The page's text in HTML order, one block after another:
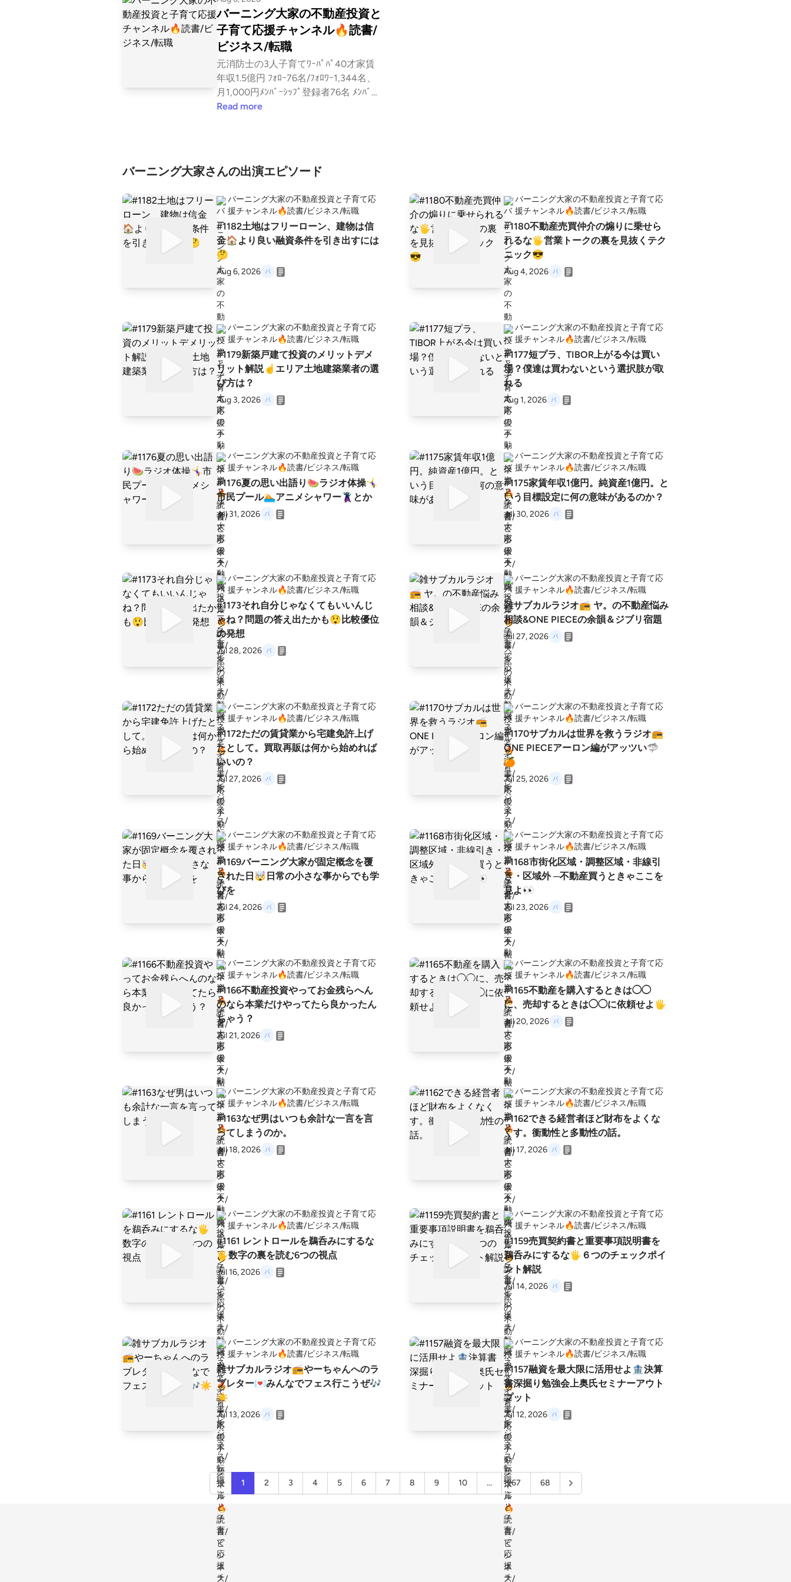
バーニング大家の不動産投資と
子育て応援チャンネル🔥読書/
ビジネス/転職
元消防士の3人子育てﾜｰﾊﾟﾊﾟ40才家賃
年収1.5億円 ﾌｫﾛｰ76名/ﾌｫﾛﾜｰ1,344名、
月1,000円ﾒﾝﾊﾞｰｼｯﾌﾟ登録者76名 ﾒﾝﾊﾞｰｼ
ｯﾌﾟの登録はコチラhttps://stand.fm/ch
AMP DAO❤️‍🔥Discordの入会リンクはこ
ちら👇 https://discord.gg/EQ3fnTCBu
MP DAO」の概要について ・運用形態
Discordによる運用（12月時点の会員数
570名） DAOの詳細及び内容はこちら
👇 https://genki-ooya.com/top/ 【バー
ニング大家のプロフィール】 昭和60年
5月生まれの40歳。妻、長男10歳、長
女5歳、次女2歳の5人暮らし。 資格はF
P2級、宅地建物取引士、大型自動車免
許、小型船舶2級、クレーン運転士、
潜水士など保有。 2025年12月時点で
不動産投資歴10年、17棟277戸、戸建
て3戸、倉庫1棟、太陽光35ｋｗ （再販
用在庫含まず） 借入総額13.8億円 （運
転資金、PJ融資含む） 満室想定年収1
億5,800万円 2021年3月、13年勤務し
た消防を退職！ 座右の銘は「絶頂で死
ぬ！」 このチャンネルでは元消防士、
現不動産事業家のバーニング大家が、
ワクワクして生きよう！をテーマに、
大家業や子育ての日常を、毎日元気に
発信していきます😆🔥 【X】 元公務
員京都のバーニング大家@本業子育て
宅建業の大家さん https://x.com/burnin
g_oya/ 「LISTEN」で毎回の放送の文字
起こしをしています https://listen.styl
e/p/burning_oya?X476BuTf 【バーニン
グファミリーのAmazonほしいものリ
スト】 https://www.amazon.jp/hz/wis
hlist/ls/1RU1HM4LX2YEG?ref_=wl_shar
e
Read more
バーニング大家さんの出演エピソード
バーニング大家の不動産投資と子育て応
援チャンネル🔥読書/ビジネス/転職
#1182土地はフリーローン、建物は信
金🏠より良い融資条件を引き出すには
🤔
Aug 6, 2026
バーニング大家の不動産投資と子育て応
援チャンネル🔥読書/ビジネス/転職
#1180不動産売買仲介の煽りに乗せら
れるな🖐️営業トークの裏を見抜くテク
ニック😎
Aug 4, 2026
バーニング大家の不動産投資と子育て応
援チャンネル🔥読書/ビジネス/転職
#1179新築戸建て投資のメリットデメ
リット解説☝️エリア土地建築業者の選
び方は？
Aug 3, 2026
バーニング大家の不動産投資と子育て応
援チャンネル🔥読書/ビジネス/転職
#1177短プラ、TIBOR上がる今は買い
場？僕達は買わないという選択肢が取
れる
Aug 1, 2026
バーニング大家の不動産投資と子育て応
援チャンネル🔥読書/ビジネス/転職
#1176夏の思い出語り🍉ラジオ体操🤸‍♀️
市民プール🏊アニメシャワー🦹🏻とか
Jul 31, 2026
バーニング大家の不動産投資と子育て応
援チャンネル🔥読書/ビジネス/転職
#1175家賃年収1億円。純資産1億円。と
いう目標設定に何の意味があるのか？
Jul 30, 2026
バーニング大家の不動産投資と子育て応
援チャンネル🔥読書/ビジネス/転職
#1173それ自分じゃなくてもいいんじ
ゃね？問題の答え出たかも😲比較優位
の発想
Jul 28, 2026
バーニング大家の不動産投資と子育て応
援チャンネル🔥読書/ビジネス/転職
雑サブカルラジオ📻 ヤ。の不動産悩み
相談&ONE PIECEの余韻＆ジブリ宿題
Jul 27, 2026
バーニング大家の不動産投資と子育て応
援チャンネル🔥読書/ビジネス/転職
#1172ただの賃貸業から宅建免許上げ
たとして。買取再販は何から始めれば
いいの？
Jul 27, 2026
バーニング大家の不動産投資と子育て応
援チャンネル🔥読書/ビジネス/転職
#1170サブカルは世界を救うラジオ📻
ONE PIECEアーロン編がアッツい🦈
🍊
Jul 25, 2026
バーニング大家の不動産投資と子育て応
援チャンネル🔥読書/ビジネス/転職
#1169バーニング大家が固定概念を覆
された日🤯日常の小さな事からでも学
びを
Jul 24, 2026
バーニング大家の不動産投資と子育て応
援チャンネル🔥読書/ビジネス/転職
#1168市街化区域・調整区域・非線引
き・区域外 ─不動産買うときゃここを
見よ👀
Jul 23, 2026
バーニング大家の不動産投資と子育て応
援チャンネル🔥読書/ビジネス/転職
#1166不動産投資やってお金残らへん
のなら本業だけやってたら良かったん
ちゃう？
Jul 21, 2026
バーニング大家の不動産投資と子育て応
援チャンネル🔥読書/ビジネス/転職
#1165不動産を購入するときは◯◯
に、売却するときは◯◯に依頼せよ🖐️
Jul 20, 2026
バーニング大家の不動産投資と子育て応
援チャンネル🔥読書/ビジネス/転職
#1163なぜ男はいつも余計な一言を言
ってしまうのか。
Jul 18, 2026
バーニング大家の不動産投資と子育て応
援チャンネル🔥読書/ビジネス/転職
#1162できる経営者ほど財布をよくな
くす。衝動性と多動性の話。
Jul 17, 2026
バーニング大家の不動産投資と子育て応
援チャンネル🔥読書/ビジネス/転職
#1161 レントロールを鵜呑みにするな
🖐️数字の裏を読む6つの視点
Jul 16, 2026
バーニング大家の不動産投資と子育て応
援チャンネル🔥読書/ビジネス/転職
#1159売買契約書と重要事項説明書を
鵜呑みにするな🖐️６つのチェックポイ
ント解説
Jul 14, 2026
バーニング大家の不動産投資と子育て応
援チャンネル🔥読書/ビジネス/転職
雑サブカルラジオ📻やーちゃんへのラ
ブレター💌みんなでフェス行こうぜ🎶
☀️
Jul 13, 2026
バーニング大家の不動産投資と子育て応
援チャンネル🔥読書/ビジネス/転職
#1157融資を最大限に活用せよ🏦決算
書深掘り勉強会上奥氏セミナーアウト
プット
Jul 12, 2026
1 2 3 4 5 6 7 8 9 10 ... 67 68